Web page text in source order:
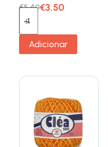
€5.40€3.50
Adicionar